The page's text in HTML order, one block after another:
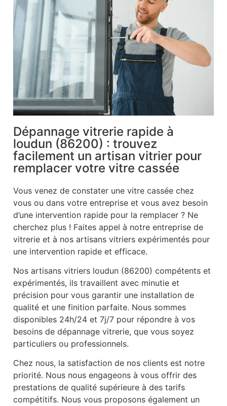
Dépannage vitrerie rapide à
loudun (86200) : trouvez
facilement un artisan vitrier pour
remplacer votre vitre cassée
Vous venez de constater une vitre cassée chez
vous ou dans votre entreprise et vous avez besoin
d’une intervention rapide pour la remplacer ? Ne
cherchez plus ! Faites appel à notre entreprise de
vitrerie et à nos artisans vitriers expérimentés pour
une intervention rapide et efficace.
Nos artisans vitriers loudun (86200) compétents et
expérimentés, ils travaillent avec minutie et
précision pour vous garantir une installation de
qualité et une finition parfaite. Nous sommes
disponibles 24h/24 et 7j/7 pour répondre à vos
besoins de dépannage vitrerie, que vous soyez
particuliers ou professionnels.
Chez nous, la satisfaction de nos clients est notre
priorité. Nous nous engageons à vous offrir des
prestations de qualité supérieure à des tarifs
compétitifs. Nous vous proposons également un